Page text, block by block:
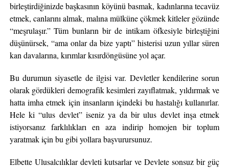
birleştirdiğinizde başkasının köyünü basmak, kadınlarına tecavüz
etmek, canlarını almak, malına mülküne çökmek kitleler gözünde
“meşrulaşır.” Tüm bunların bir de intikam öfkesiyle birleştiğini
düşünürsek, “ama onlar da bize yaptı” histerisi uzun yıllar süren
kan davalarına, kırımlar kısırdöngüsüne yol açar.
Bu durumun siyasetle de ilgisi var. Devletler kendilerine sorun
olarak gördükleri demografik kesimleri zayıflatmak, yıldırmak ve
hatta imha etmek için insanların içindeki bu hastalığı kullanırlar.
Hele ki “ulus devlet” iseniz ya da bir ulus devlet inşa etmek
istiyorsanız farklılıkları en aza indirip homojen bir toplum
yaratmak için bu gibi yollara başvurursunuz.
Elbette Ulusalcılıklar devleti kutsarlar ve Devlete sonsuz bir güç